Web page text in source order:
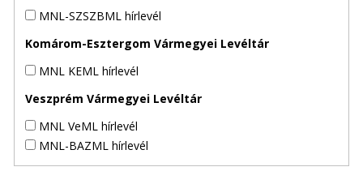
MNL-SZSZBML hírlevél
Komárom-Esztergom Vármegyei Levéltár
MNL KEML hírlevél
Veszprém Vármegyei Levéltár
MNL VeML hírlevél
MNL-BAZML hírlevél